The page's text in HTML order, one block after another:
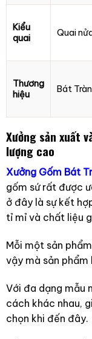
Kiểu
quai
Quai
Thương
hiệu
Bát
Xưởng sản xuất
lượng cao
Xưởng Gốm Bát
gốm sứ rất được
ở đây là sự kết
tỉ mỉ và chất liệu
Mỗi một sản
vậy mà sản
Với đa dạng mẫu
cách khác nhau,
chọn khi đến đây.